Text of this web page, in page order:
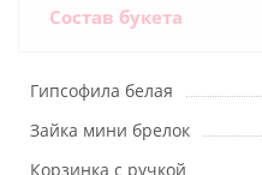
Состав букета
Гипсофила белая
Зайка мини брелок
Корзинка с ручкой